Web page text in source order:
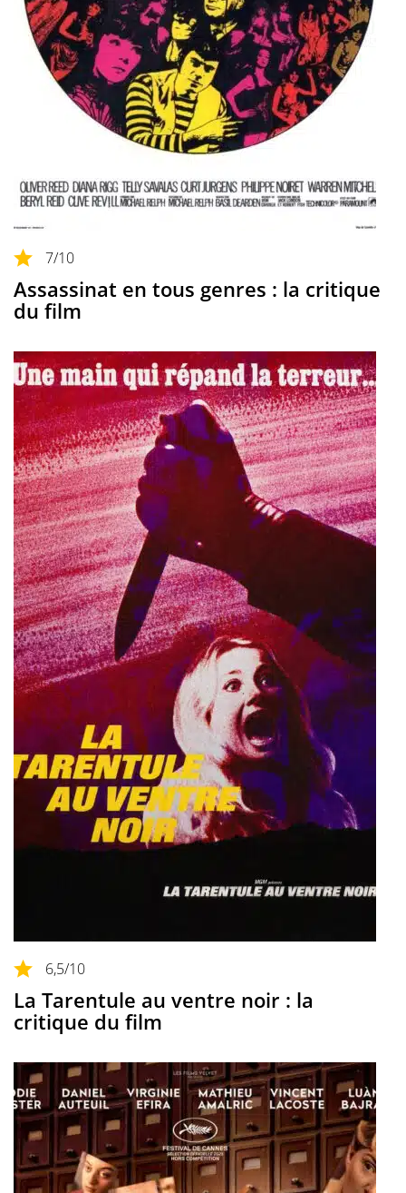
7/10
Assassinat en tous genres : la critique
du film
6,5/10
La Tarentule au ventre noir : la
critique du film